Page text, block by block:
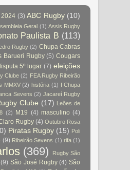
2024 (3) ABC Rugby (10)
Geral (1) Assis Rugby
Paulista B (113)
Rugby (2) Chupa Cabras
Barueri Rugby (5) Cougars
5º lugar (7) eleições
Clube (2) FEA Rugby Ribeirão
MMXV (2) história (1)
I Chupa
Sevens (2) Jacareí Rugby
Clube (17)
Leões de
(2) M19 (4) masculino (4)
Rugby (4) Outubro Rosa
Piratas Rugby (15) Poli
(9) Ribeirão Sevens (1) rifa (1)
(369)
Rugby São
(9) São José Rugby (4) São